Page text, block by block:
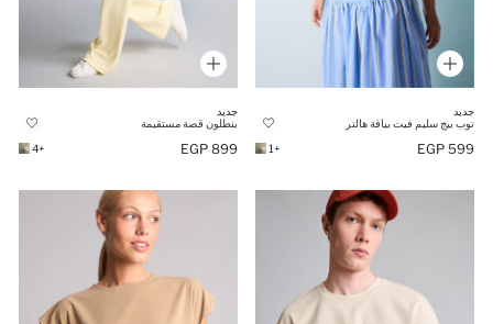
جديد
توب بيج سليم فيت بياقة هالتر
599 EGP
+1
جديد
بنطلون قصة مستقيمة
899 EGP
+4